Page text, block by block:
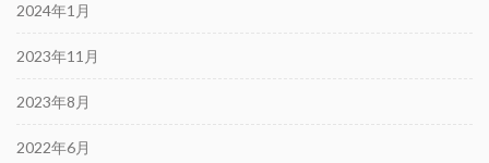
2024年1月
2023年11月
2023年8月
2022年6月